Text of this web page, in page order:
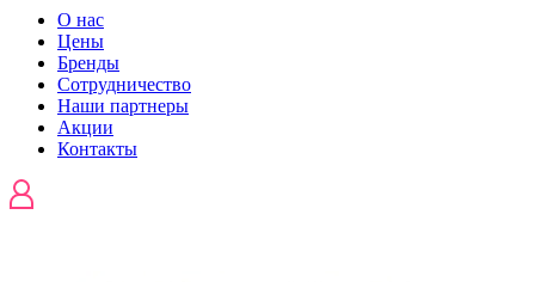
О нас
Цены
Бренды
Сотрудничество
Наши партнеры
Акции
Контакты